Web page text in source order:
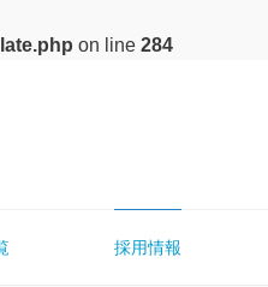
on line 284
採用情報